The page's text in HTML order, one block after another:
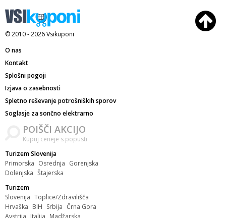
© 2010 - 2026Vsikuponi
O nas
Kontakt
Splošni pogoji
Izjava o zasebnosti
Spletno reševanje potrošniških sporov
Soglasje za sončno elektrarno
POIŠČI AKCIJO
Kupuj ceneje s popusti
Turizem Slovenija
Primorska Osrednja Gorenjska
Dolenjska Štajerska
Turizem
Slovenija Toplice/Zdravilišča
Hrvaška BIH Srbija Črna Gora
Avstrija Italija Madžarska